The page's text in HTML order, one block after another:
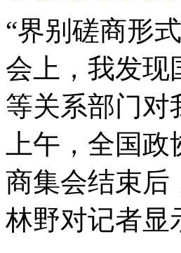
“界别磋商形
会上，我发现
等关系部门对
上午，全国
商集会结束后
林野对记者显